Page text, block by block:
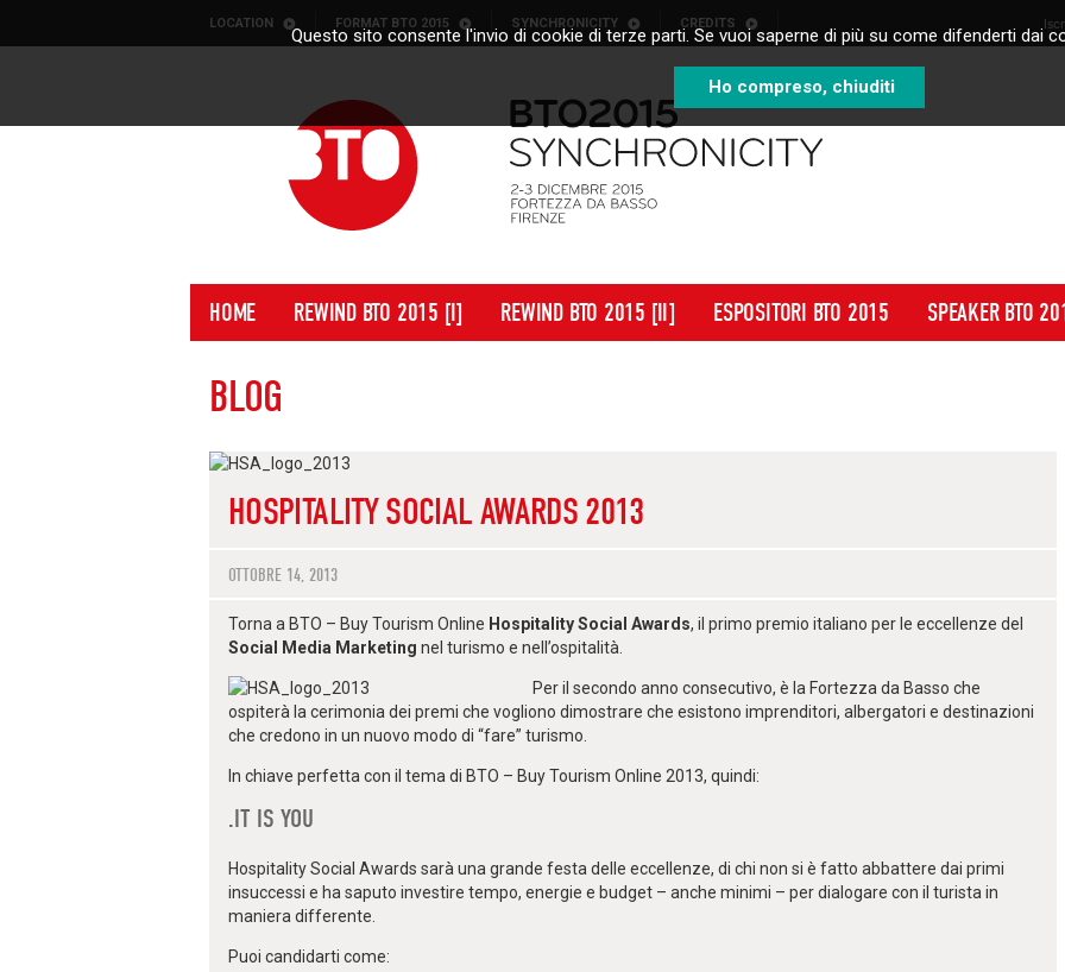
Skip to content
LOCATION FORMAT BTO 2015 SYNCHRONICITY CREDITS
HOME REWIND BTO 2015 [I] REWIND BTO 2015 [II] ESPOSITORI BTO 2015 SPEAKER BTO
BLOG
HOSPITALITY SOCIAL AWARDS 2013
OTTOBRE 14, 2013
Torna a BTO – Buy Tourism Online Hospitality Social Awards, il primo premio italiano per le eccellenze del
Social Media Marketing nel turismo e nell’ospitalità.
Per il secondo anno consecutivo, è la Fortezza da Basso che
ospiterà la cerimonia dei premi che vogliono dimostrare che esistono imprenditori, albergatori e destinazioni
che credono in un nuovo modo di “fare” turismo.
In chiave perfetta con il tema di BTO – Buy Tourism Online 2013, quindi:
.IT IS YOU
Hospitality Social Awards sarà una grande festa delle eccellenze, di chi non si è fatto abbattere dai primi
insuccessi e ha saputo investire tempo, energie e budget – anche minimi – per dialogare con il turista in
maniera differente.
Puoi candidarti come:
Questo sito consente l'invio di cookie di terze parti. Se vuoi saperne di più su come difenderti dai
Ho compreso, chiuditi